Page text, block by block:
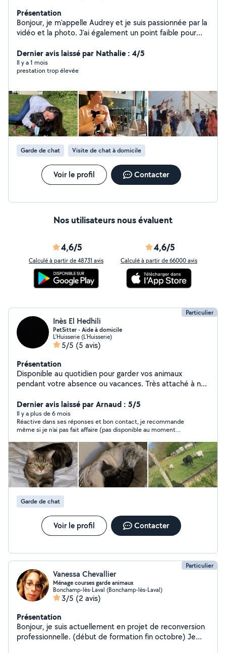
Présentation
Bonjour, je m'appelle Audrey et je suis passionnée par la
vidéo et la photo. J'ai également un point faible pour
Je serais ravie de m'occuper de vos boules de poils en
votre absence Je vous propose également mes
services en tant que photographe amatrice, vidéaste,
photos etc) N'hésitez pas à me contacter pour
immortaliser de jolis moments
Dernier avis laissé par Nathalie : 4/5
Il y a 1 mois
prestation trop élevée
Garde de chat Visite de chat à domicile
Voir le profil Contacter
Nos utilisateurs nous évaluent
4,6/5
Calculé à partir de 48731 avis
4,6/5
Calculé à partir de 66000 avis
Particulier
Inès El Hedhili
PetSitter - Aide à domicile
L'Huisserie (L'Huisserie)
5/5 (5 avis)
Présentation
Disponible au quotidien pour garder vos animaux
pendant votre absence ou vacances. Très attaché à nos
Je suis aussi disponible pour aider vos aînés dans leur
tâches quotidienne et leur faciliter la vie : courses, repas
Dernier avis laissé par Arnaud : 5/5
Il y a plus de 6 mois
Réactive dans ses réponses et bon contact, je recommande
même si je n’ai pas fait affaire (pas disponible au moment
Garde de chat
Voir le profil Contacter
Particulier
Vanessa Chevallier
Ménage courses garde animaux
Bonchamp-lès-Laval (Bonchamp-lès-Laval)
3/5 (2 avis)
Présentation
Bonjour, je suis actuellement en projet de reconversion
professionnelle. (début de formation fin octobre) Je